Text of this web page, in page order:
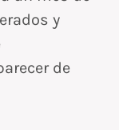
y
de